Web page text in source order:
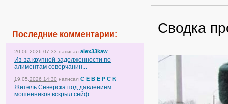
Последние комментарии:
20.06.2026 07:33 написал alex33kaw
Из-за крупной задолженности по
алиментам северчанин...
19.05.2026 14:30 написал С Е В Е Р С К
Житель Северска под давлением
мошенников вскрыл сейф...
Сводка